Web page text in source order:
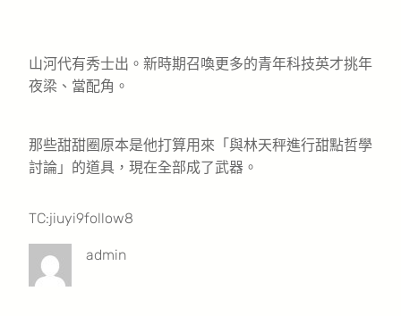
山河代有秀士出。新時期召喚更多的青年科技英才挑年
夜梁、當配角。
那些甜甜圈原本是他打算用來「與林天秤進行甜點哲學
討論」的道具，現在全部成了武器。
TC:jiuyi9follow8
admin